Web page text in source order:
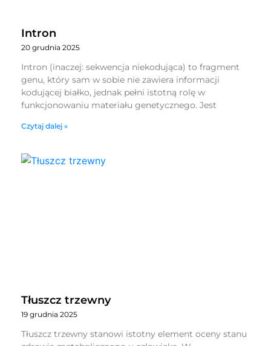
Intron
20 grudnia 2025
Intron (inaczej: sekwencja niekodująca) to fragment
genu, który sam w sobie nie zawiera informacji
kodującej białko, jednak pełni istotną rolę w
funkcjonowaniu materiału genetycznego. Jest
Czytaj dalej »
Tłuszcz trzewny
19 grudnia 2025
Tłuszcz trzewny stanowi istotny element oceny stanu